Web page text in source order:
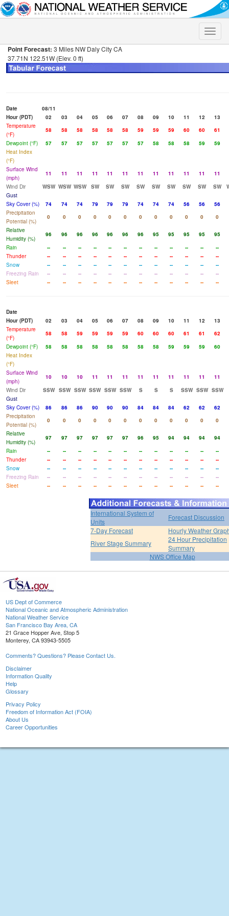
Toggle
Point Forecast: 3 Miles NW Daly City CA
37.71N 122.51W (Elev. 0 ft)
Date
08/11
Hour (PDT)
02 03 04 05 06 07 08 09 10 11 12
13
Temperature
(°F)
58 58 58 58 58 58 59 59 59 60 60
61
Dewpoint (°F)
57 57 57 57 57 57 57 58 58 58 59
59
Heat Index
(°F)
Surface Wind
(mph)
11 11 11 11 11 11 11 11 11 11 11
11
Wind Dir
WSW WSW WSW SW SW SW SW SW SW SW SW SW
Gust
Sky Cover (%)
74 74 74 79 79 79 74 74 74 56 56
56
Precipitation
Potential (%)
0 0 0 0 0 0 0 0 0 0 0
0
Relative
Humidity (%)
96 96 96 96 96 96 96 95 95 95 95
95
Rain
-- -- -- -- -- -- -- -- -- -- --
--
Thunder
-- -- -- -- -- -- -- -- -- -- --
--
Snow
-- -- -- -- -- -- -- -- -- -- --
--
Freezing Rain
-- -- -- -- -- -- -- -- -- -- --
--
Sleet
-- -- -- -- -- -- -- -- -- -- -- --
Date
Hour (PDT)
02 03 04 05 06 07 08 09 10 11 12
13
Temperature
(°F)
58 58 59 59 59 59 60 60 60 61 61
62
Dewpoint (°F)
58 58 58 58 58 58 58 58 59 59 59
60
Heat Index
(°F)
Surface Wind
(mph)
10 10 10 11 11 11 11 11 11 11 11
11
Wind Dir
SSW SSW SSW SSW SSW SSW S S S SSW SSW SSW
Gust
Sky Cover (%)
86 86 86 90 90 90 84 84 84 62 62
62
Precipitation
Potential (%)
0 0 0 0 0 0 0 0 0 0 0
0
Relative
Humidity (%)
97 97 97 97 97 97 96 95 94 94 94
94
Rain
-- -- -- -- -- -- -- -- -- -- --
--
Thunder
-- -- -- -- -- -- -- -- -- -- --
--
Snow
-- -- -- -- -- -- -- -- -- -- --
--
Freezing Rain
-- -- -- -- -- -- -- -- -- -- --
--
Sleet
-- -- -- -- -- -- -- -- -- -- -- --
International System of
Units
Forecast Discussion
7-Day Forecast
Hourly Weather
River Stage Summary
24 Hour Precipitation
Summary
NWS Office Map
US Dept of Commerce
National Oceanic and Atmospheric Administration
National Weather Service
San Francisco Bay Area, CA
21 Grace Hopper Ave, Stop 5
Monterey, CA 93943-5505
Comments? Questions? Please Contact Us.
Disclaimer
Information Quality
Help
Glossary
Privacy Policy
Freedom of Information Act (FOIA)
About Us
Career Opportunities